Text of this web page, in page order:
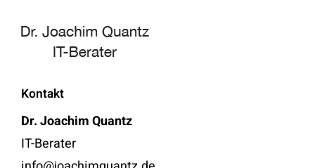
Kontakt
Dr. Joachim Quantz
IT-Berater